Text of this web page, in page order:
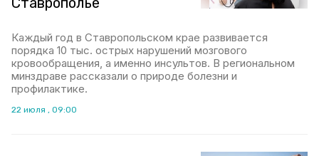
Каждый год в Ставропольском крае развивается
порядка 10 тыс. острых нарушений мозгового
кровообращения, а именно инсультов. В региональном
минздраве рассказали о природе болезни и
профилактике.
22 июля , 09:00